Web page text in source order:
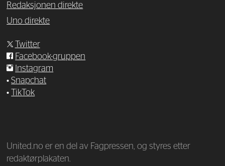
Redaksjonen direkte
Uno direkte
Twitter
Facebook-gruppen
Instagram
•Snapchat
•
TikTok
United.no er en del av Fagpressen, og styres etter
redaktørplakaten.